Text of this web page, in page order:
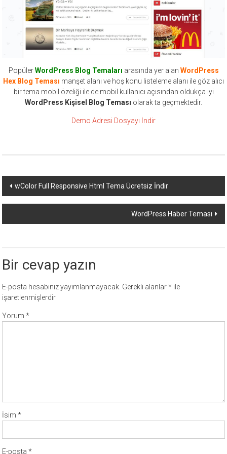
PopülerWordPress Blog Temaları arasında yer alan WordPress
Hex Blog Teması manşet alanı ve hoş konu listeleme alanı ile göz alıcı
bir tema mobil özeliği ile de mobil kullanıcı açısından oldukça iyi
WordPress Kişisel Blog Teması olarak ta geçmektedir.
Demo Adresi Dosyayı İndir
Yazı
dolaşımı
wColor Full Responsive Html Tema Ücretsiz İndir
WordPress Haber Teması
Bir cevap yazın
E-posta hesabınız yayımlanmayacak. Gerekli alanlar* ile
işaretlenmişlerdir
Yorum*
İsim*
E-posta*